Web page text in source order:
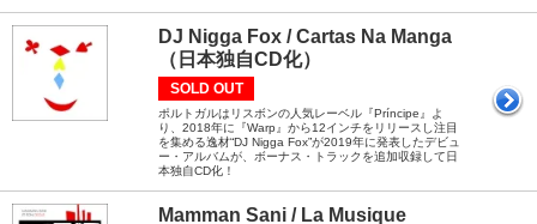
DJ Nigga Fox / Cartas Na Manga
（日本独自CD化）
SOLD OUT
ポルトガルはリスボンの人気レーベル『Príncipe』よ
り、2018年に『Warp』から12インチをリリースし注目
を集める逸材“DJ Nigga Fox”が2019年に発表したデビュ
ー・アルバムが、ボーナス・トラックを追加収録して日
本独自CD化！
Mamman Sani / La Musique